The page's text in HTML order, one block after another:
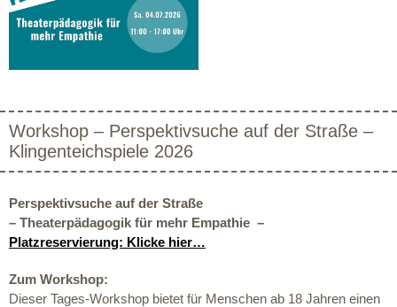
Workshop – Perspektivsuche auf der Straße –
Klingenteichspiele 2026
Perspektivsuche auf der Straße
– Theaterpädagogik für mehr Empathie –
Platzreservierung: Klicke hier…
Zum Workshop:
Dieser Tages-Workshop bietet für Menschen ab 18 Jahren einen